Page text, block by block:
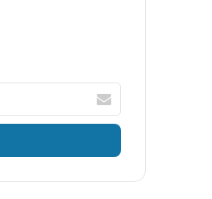
آدرس
ایمیل
خود
وارد